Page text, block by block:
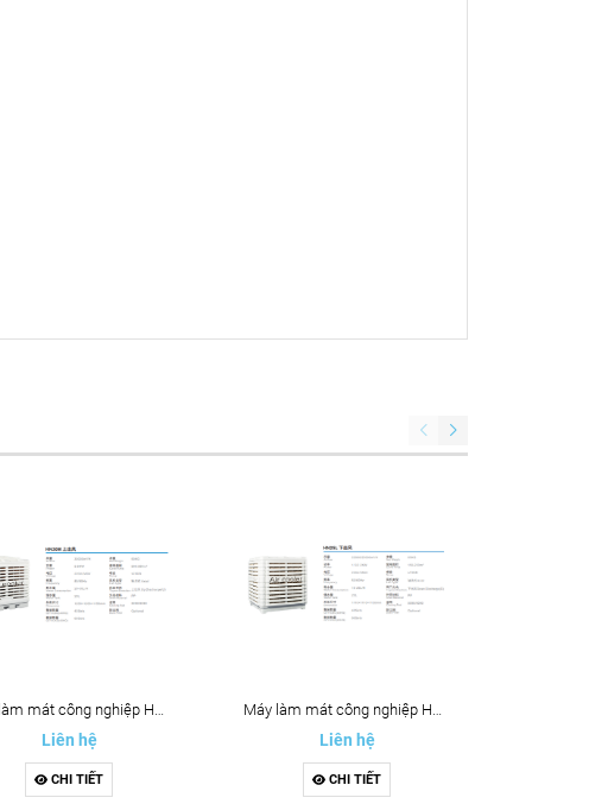
Máy làm mát công nghiệp HN30M
Liên hệ
CHI TIẾT
Máy làm mát công nghiệp HN25L
Liên hệ
CHI TIẾT